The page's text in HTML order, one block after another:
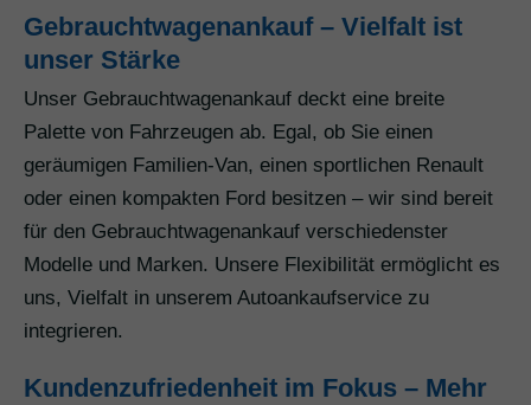
Gebrauchtwagenankauf – Vielfalt ist
unser Stärke
Unser Gebrauchtwagenankauf deckt eine breite
Palette von Fahrzeugen ab. Egal, ob Sie einen
geräumigen Familien-Van, einen sportlichen Renault
oder einen kompakten Ford besitzen – wir sind bereit
für den Gebrauchtwagenankauf verschiedenster
Modelle und Marken. Unsere Flexibilität ermöglicht es
uns, Vielfalt in unserem Autoankaufservice zu
integrieren.
Kundenzufriedenheit im Fokus – Mehr